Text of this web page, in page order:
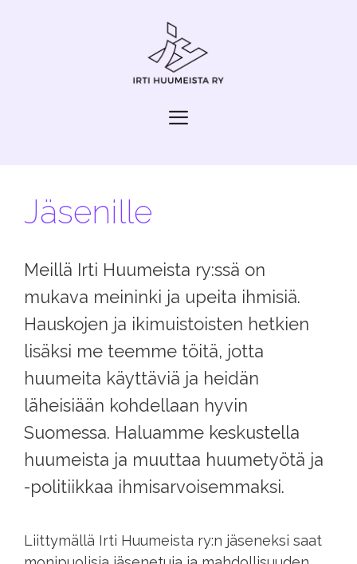
Jäsenille
Meillä Irti Huumeista ry:ssä on
mukava meininki ja upeita ihmisiä.
Hauskojen ja ikimuistoisten hetkien
lisäksi me teemme töitä, jotta
huumeita käyttäviä ja heidän
läheisiään kohdellaan hyvin
Suomessa. Haluamme keskustella
huumeista ja muuttaa huumetyötä ja
-politiikkaa ihmisarvoisemmaksi.
Liittymällä Irti Huumeista ry:n jäseneksi saat